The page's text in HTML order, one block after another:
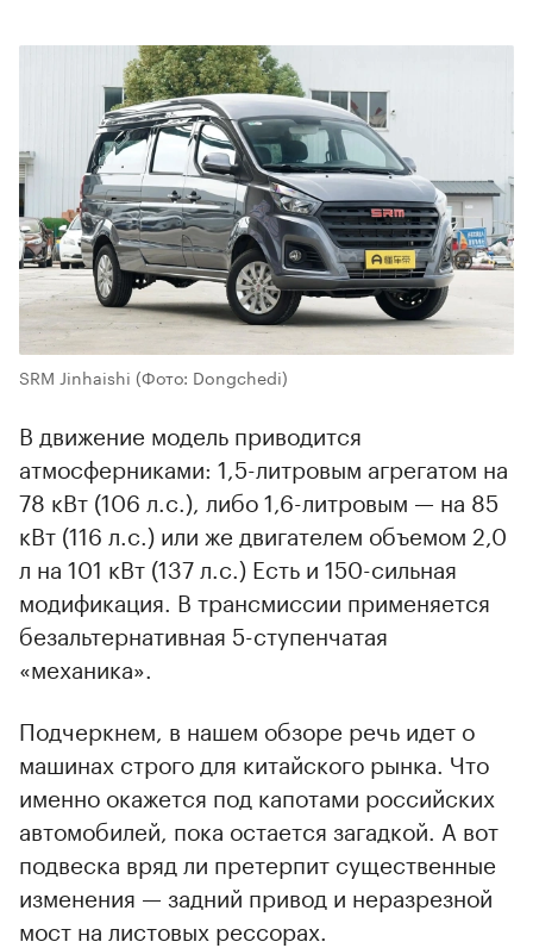
SRM Jinhaishi (Фото: Dongchedi)
В движение модель приводится
атмосферниками: 1,5-литровым агрегатом на
78 кВт (106 л.с.), либо 1,6-литровым — на 85
кВт (116 л.с.) или же двигателем объемом 2,0
л на 101 кВт (137 л.с.) Есть и 150-сильная
модификация. В трансмиссии применяется
безальтернативная 5-ступенчатая
«механика».
Подчеркнем, в нашем обзоре речь идет о
машинах строго для китайского рынка. Что
именно окажется под капотами российских
автомобилей, пока остается загадкой. А вот
подвеска вряд ли претерпит существенные
изменения — задний привод и неразрезной
мост на листовых рессорах.